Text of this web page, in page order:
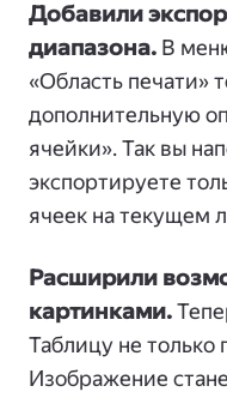
Добавили
диапазона. В
«Область печати»
дополнительную
ячейки». Так вы
экспортируете
ячеек на текущем
Расширили
картинками.
Таблицу не только
Изображение